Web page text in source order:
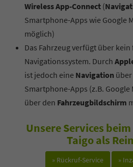
Wireless App-Connect (
Smartphone-Apps wie Google
möglich)
Das Fahrzeug verfügt über
Navigationssystem. Durch
ist jedoch eine Navigation
Smartphone-Apps (z.B.
über den Fahrzeugbildschirm
Unsere Services
Taigo als
» Rückruf-Service
»